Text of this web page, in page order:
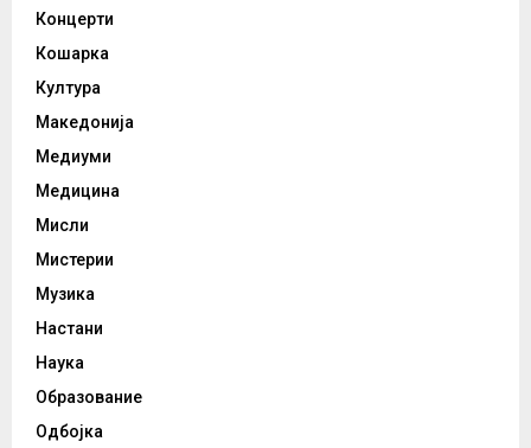
Концерти
Кошарка
Култура
Македонија
Медиуми
Медицина
Мисли
Мистерии
Музика
Настани
Наука
Образование
Одбојка